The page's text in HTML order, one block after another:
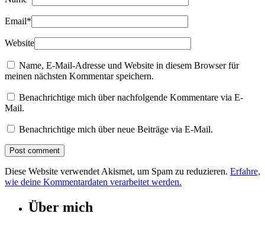
Email*
Website
Name, E-Mail-Adresse und Website in diesem Browser für
meinen nächsten Kommentar speichern.
Benachrichtige mich über nachfolgende Kommentare via E-
Mail.
Benachrichtige mich über neue Beiträge via E-Mail.
Diese Website verwendet Akismet, um Spam zu reduzieren. Erfahre,
wie deine Kommentardaten verarbeitet werden.
Über mich